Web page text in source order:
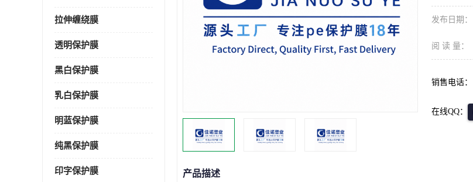
拉伸缠绕膜
透明保护膜
黑白保护膜
乳白保护膜
明蓝保护膜
纯黑保护膜
印字保护膜
发布日期：
阅 读 量：
销售电话：
在线QQ：
产品描述